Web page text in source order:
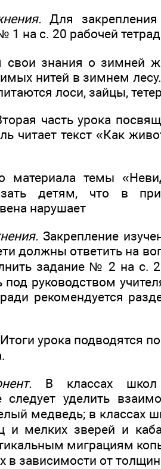
Для
1 на с. 20 рабочей
свои знания о зимней
нитей в зимнем
лоси, зайцы,
часть урока
читает текст «Как
материала темы
детям, что в
нарушает
Закрепление
должны ответить на
задание № 2 на с.
руководством
рекомендуется
Итоги урока подводятся
В классах школ
следует уделить
медведь; в классах
мелких зверей и
миграциям
зависимости от